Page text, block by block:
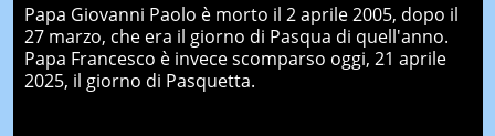
Papa Giovanni Paolo è morto il 2 aprile 2005, dopo il
27 marzo, che era il giorno di Pasqua di quell'anno.
Papa Francesco è invece scomparso oggi, 21 aprile
2025, il giorno di Pasquetta.